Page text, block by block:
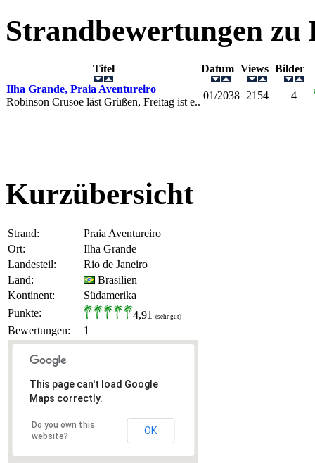
Strandbewertungen zu
Titel Datum Views Bilder
Ilha Grande, Praia Aventureiro
Robinson Crusoe läst Grüßen, Freitag ist e..
01/2038 2154 4
Kurzübersicht
Strand:
Praia Aventureiro
Ort:
Ilha Grande
Landesteil:
Rio de Janeiro
Land:
Brasilien
Kontinent:
Südamerika
Punkte:
4,91 (sehr gut)
Bewertungen: 1
This page can't load Google
Maps correctly.
Do you own this
website?
OK